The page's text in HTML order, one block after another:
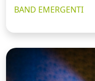
BAND EMERGENTI